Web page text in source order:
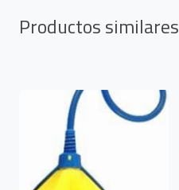
Productos similares